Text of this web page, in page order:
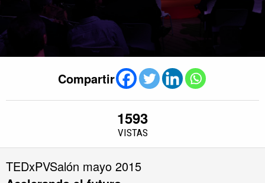
Compartir
1593
VISTAS
TEDxPVSalón mayo 2015